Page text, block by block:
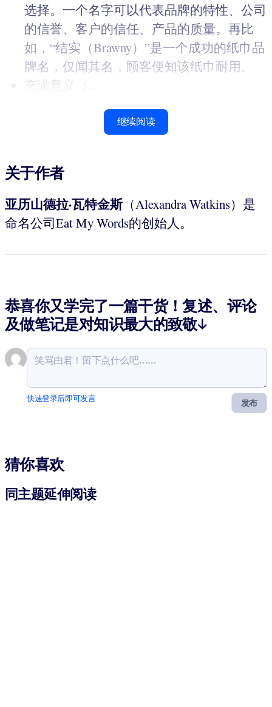
选择。一个名字可以代表品牌的特性、公司
的信誉、客户的信任、产品的质量。再比
如，“结实（Brawny）”是一个成功的纸巾品
牌名，仅闻其名，顾客便知该纸巾耐用。
充满意义（...
继续阅读
关于作者
亚历山德拉·瓦特金斯（Alexandra Watkins）是
命名公司Eat My Words的创始人。
恭喜你又学完了一篇干货！复述、评论
及做笔记是对知识最大的致敬↓
发布
快速登录后即可发言
猜你喜欢
同主题延伸阅读